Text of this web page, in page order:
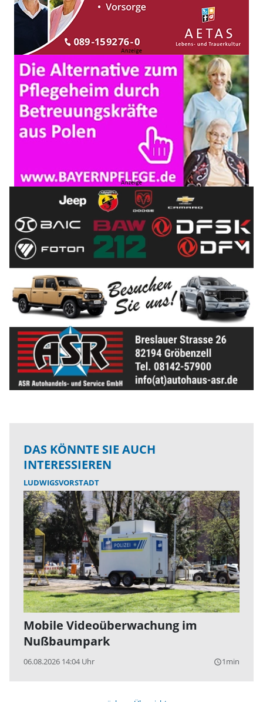
DAS KÖNNTE SIE AUCH
INTERESSIEREN
LUDWIGSVORSTADT
Mobile Videoüberwachung im
Nußbaumpark
06.08.2026 14:04 Uhr query_builder1min